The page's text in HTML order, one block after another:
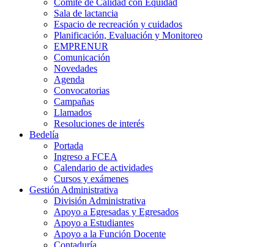
Sala de lactancia
Espacio de recreación y cuidados
Planificación, Evaluación y Monitoreo
EMPRENUR
Comunicación
Novedades
Agenda
Convocatorias
Campañas
Llamados
Resoluciones de interés
Bedelía
Portada
Ingreso a FCEA
Calendario de actividades
Cursos y exámenes
Gestión Administrativa
División Administrativa
Apoyo a Egresadas y Egresados
Apoyo a Estudiantes
Apoyo a la Función Docente
Contaduría